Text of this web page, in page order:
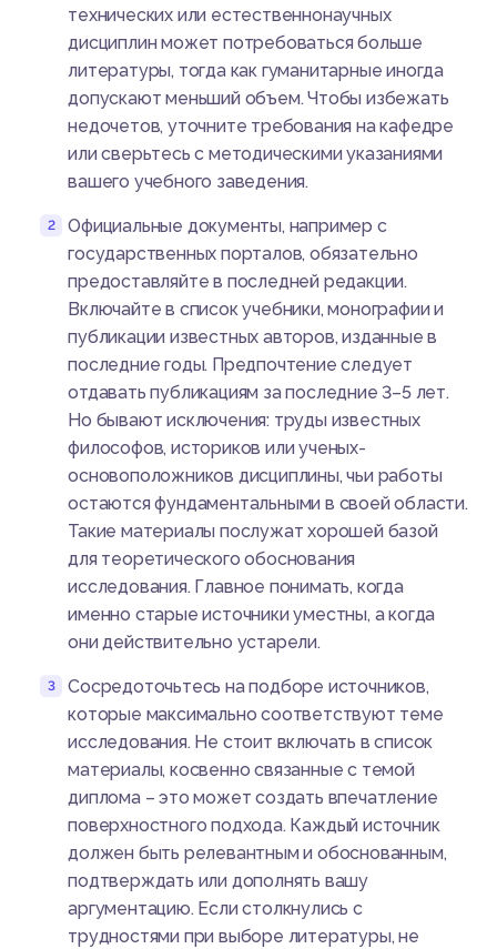
технических или естественнонаучных
дисциплин может потребоваться больше
литературы, тогда как гуманитарные иногда
допускают меньший объем. Чтобы избежать
недочетов, уточните требования на кафедре
или сверьтесь с методическими указаниями
вашего учебного заведения.
Официальные документы, например с
государственных порталов, обязательно
предоставляйте в последней редакции.
Включайте в список учебники, монографии и
публикации известных авторов, изданные в
последние годы. Предпочтение следует
отдавать публикациям за последние 3–5 лет.
Но бывают исключения: труды известных
философов, историков или ученых-
основоположников дисциплины, чьи работы
остаются фундаментальными в своей области.
Такие материалы послужат хорошей базой
для теоретического обоснования
исследования. Главное понимать, когда
именно старые источники уместны, а когда
они действительно устарели.
Сосредоточьтесь на подборе источников,
которые максимально соответствуют теме
исследования. Не стоит включать в список
материалы, косвенно связанные с темой
диплома – это может создать впечатление
поверхностного подхода. Каждый источник
должен быть релевантным и обоснованным,
подтверждать или дополнять вашу
аргументацию. Если столкнулись с
трудностями при выборе литературы, не